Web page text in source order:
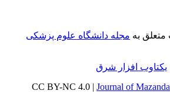
بهمجله دانشگاه علوم پزشکی
افزار شرق
Journal of